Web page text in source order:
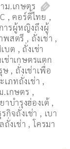
ม.เกษตร
, คอร์ดี้ไทย ,
ารผู้หญิงถึงผู้
พสตรี , ถั่งเช่า ,
บต , ถั่งเช่า
ช่าเกษตรแตก
ษ , ถั่งเช่าเพื่อ
เภทถั่งเช่า ,
เกษตร ,
ยาบำรุงฮ่องเต้ ,
กิจถั่งเช่า , เบา
งเช่า ,โครมา